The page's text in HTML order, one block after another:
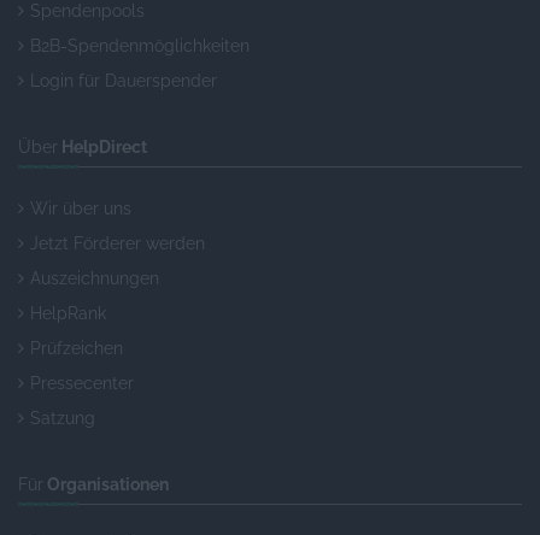
Spendenpools
B2B-Spendenmöglichkeiten
Login für Dauerspender
Über HelpDirect
Wir über uns
Jetzt Förderer werden
Auszeichnungen
HelpRank
Prüfzeichen
Pressecenter
Satzung
Für Organisationen